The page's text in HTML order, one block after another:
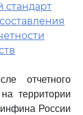
стандарт
отчетного
территории
России